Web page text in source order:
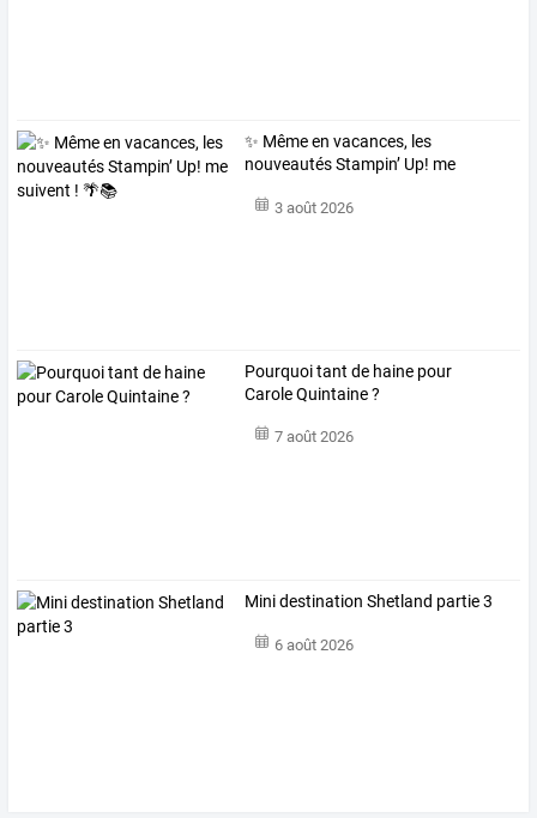
✨ Même en vacances, les
nouveautés Stampin’ Up! me
3 août 2026
Pourquoi tant de haine pour
Carole Quintaine ?
7 août 2026
Mini destination Shetland partie 3
6 août 2026